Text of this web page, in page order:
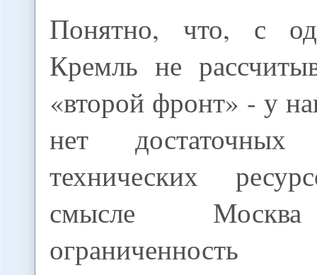
Понятно, что, с
Кремль не
«второй фронт» - у
нет достаточных
технических
смысле
ограниченность